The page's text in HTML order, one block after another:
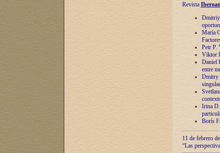
Revista
Dmitriy
María
Petr P.
Víktor
Daniel
entre
Dmitry
Irina
Borís
11 de febrero
“Las